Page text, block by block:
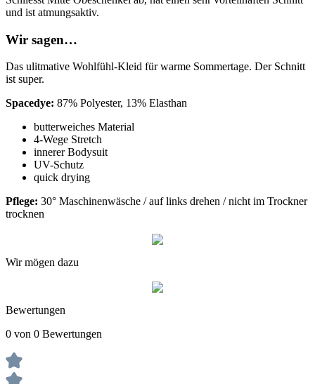
und ist atmungsaktiv.
Wir sagen…
Das ulitmative Wohlfühl-Kleid für warme Sommertage. Der Schnitt
ist super.
Spacedye: 87% Polyester, 13% Elasthan
butterweiches Material
4-Wege Stretch
innerer Bodysuit
UV-Schutz
quick drying
Pflege: 30° Maschinenwäsche / auf links drehen / nicht im Trockner
trocknen
Wir mögen dazu
Bewertungen
0 von 0 Bewertungen